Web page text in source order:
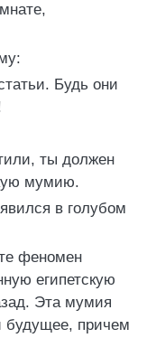
Будь они
ты должен
мумию.
в голубом
феномен
египетскую
Эта мумия
будущее, причем